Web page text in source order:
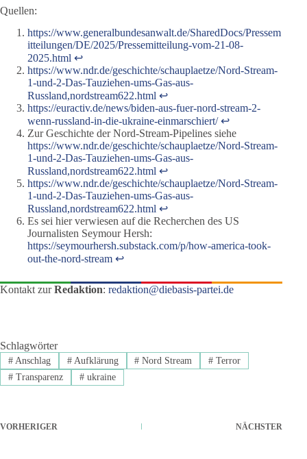
Quellen:
https://www.generalbundesanwalt.de/SharedDocs/Pressem
itteilungen/DE/2025/Pressemitteilung-vom-21-08-
2025.html ↩︎
https://www.ndr.de/geschichte/schauplaetze/Nord-Stream-
1-und-2-Das-Tauziehen-ums-Gas-aus-
Russland,nordstream622.html ↩︎
https://euractiv.de/news/biden-aus-fuer-nord-stream-2-
wenn-russland-in-die-ukraine-einmarschiert/ ↩︎
Zur Geschichte der Nord-Stream-Pipelines siehe
https://www.ndr.de/geschichte/schauplaetze/Nord-Stream-
1-und-2-Das-Tauziehen-ums-Gas-aus-
Russland,nordstream622.html ↩︎
https://www.ndr.de/geschichte/schauplaetze/Nord-Stream-
1-und-2-Das-Tauziehen-ums-Gas-aus-
Russland,nordstream622.html ↩︎
Es sei hier verwiesen auf die Recherchen des US
Journalisten Seymour Hersh:
https://seymourhersh.substack.com/p/how-america-took-
out-the-nord-stream ↩︎
Kontakt zurRedaktion: redaktion@diebasis-partei.de
Schlagwörter
#Anschlag #Aufklärung # Nord Stream # Terror
#Transparenz #ukraine
VORHERIGER NÄCHSTER